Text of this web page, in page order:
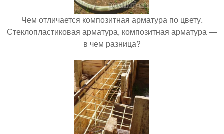
Чем отличается композитная арматура по цвету.
Стеклопластиковая арматура, композитная арматура —
в чем разница?